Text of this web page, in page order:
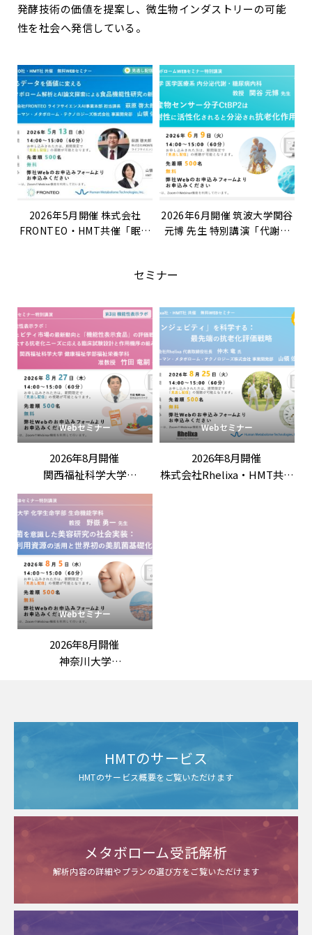
発酵技術の価値を提案し、微生物インダストリーの可能
性を社会へ発信している。
2026年5月開催 株式会社
FRONTEO・HMT共催「眠れ
による食品機能性研究の新展
2026年6月開催 筑波大学関谷
元博 先生 特別講演「代謝産
セミナー
Webセミナー
2026年8月開催
関西福祉科学大学
竹田竜嗣 先生 特別講演
「第3回機能性表示ラボ：
ロンジェビティ市場の最新
動向と「機能性表示食品」
の評価戦略
――拡大する抗老化ニーズに応
える臨床試験設計と作用機
序の組み立て方」
Webセミナー
2026年8月開催
株式会社Rhelixa・HMT共催
Webセミナー
2026年8月開催
神奈川大学
未利用資源の活用と世界初
HMTのサービス
HMTのサービス概要をご覧いただけます
メタボローム受託解析
解析内容の詳細やプランの選び方をご覧いただけます